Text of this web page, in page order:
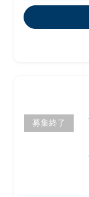
募集終了